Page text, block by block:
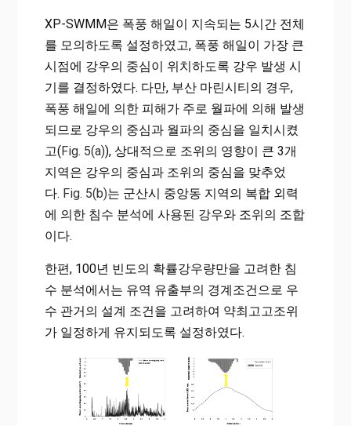
XP-SWMM은 폭풍 해일이 지속되는 5시간 전체
를 모의하도록 설정하였고, 폭풍 해일이 가장 큰
시점에 강우의 중심이 위치하도록 강우 발생 시
기를 결정하였다. 다만, 부산 마린시티의 경우,
폭풍 해일에 의한 피해가 주로 월파에 의해 발생
되므로 강우의 중심과 월파의 중심을 일치시켰
고( Fig. 5(a)), 상대적으로 조위의 영향이 큰 3개
지역은 강우의 중심과 조위의 중심을 맞추었
다. Fig. 5(b)는 군산시 중앙동 지역의 복합 외력
에 의한 침수 분석에 사용된 강우와 조위의 조합
이다.
한편, 100년 빈도의 확률강우량만을 고려한 침
수 분석에서는 유역 유출부의 경계조건으로 우
수 관거의 설계 조건을 고려하여 약최고고조위
가 일정하게 유지되도록 설정하였다.